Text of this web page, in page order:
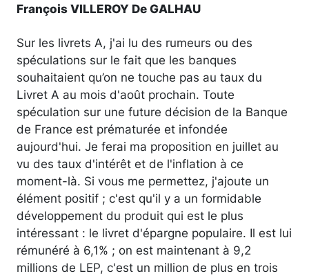
François VILLEROY De GALHAU
Sur les livrets A, j'ai lu des rumeurs ou des
spéculations sur le fait que les banques
souhaitaient qu’on ne touche pas au taux du
Livret A au mois d'août prochain. Toute
spéculation sur une future décision de la Banque
de France est prématurée et infondée
aujourd'hui. Je ferai ma proposition en juillet au
vu des taux d'intérêt et de l'inflation à ce
moment-là. Si vous me permettez, j'ajoute un
élément positif ; c'est qu'il y a un formidable
développement du produit qui est le plus
intéressant : le livret d'épargne populaire. Il est lui
rémunéré à 6,1% ; on est maintenant à 9,2
millions de LEP, c'est un million de plus en trois